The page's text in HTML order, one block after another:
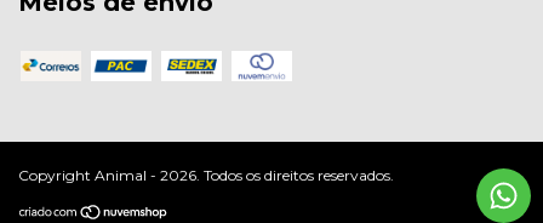
Copyright Animal - 2026. Todos os direitos reservados.